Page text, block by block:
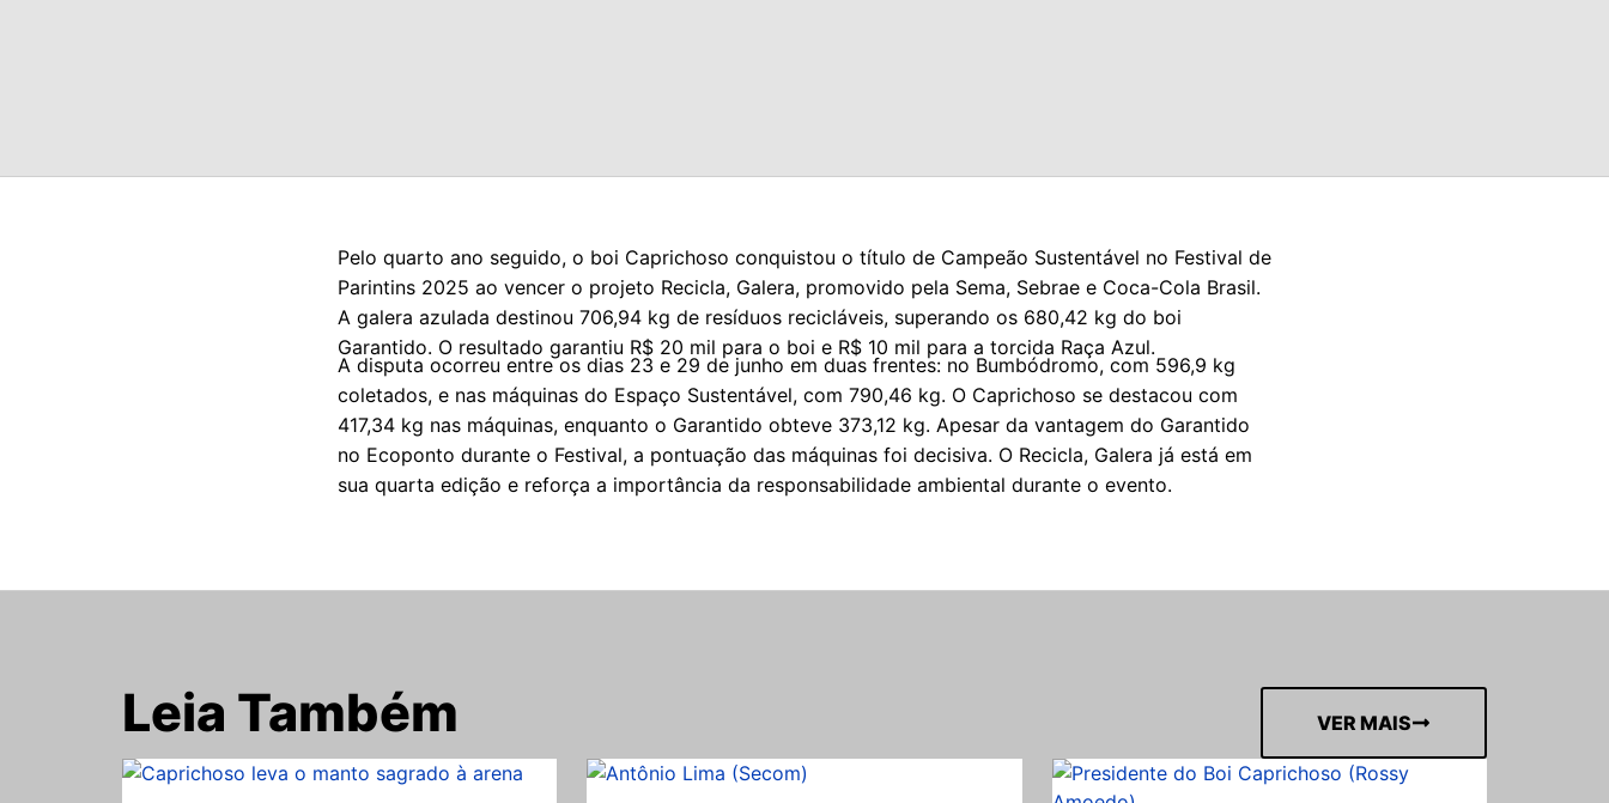
Pelo quarto ano seguido, o boi Caprichoso conquistou o título de Campeão Sustentável no Festival de
Parintins 2025 ao vencer o projeto Recicla, Galera, promovido pela Sema, Sebrae e Coca-Cola Brasil.
A galera azulada destinou 706,94 kg de resíduos recicláveis, superando os 680,42 kg do boi
Garantido. O resultado garantiu R$ 20 mil para o boi e R$ 10 mil para a torcida Raça Azul.
A disputa ocorreu entre os dias 23 e 29 de junho em duas frentes: no Bumbódromo, com 596,9 kg
coletados, e nas máquinas do Espaço Sustentável, com 790,46 kg. O Caprichoso se destacou com
417,34 kg nas máquinas, enquanto o Garantido obteve 373,12 kg. Apesar da vantagem do Garantido
no Ecoponto durante o Festival, a pontuação das máquinas foi decisiva. O Recicla, Galera já está em
sua quarta edição e reforça a importância da responsabilidade ambiental durante o evento.
Leia Também VER MAIS